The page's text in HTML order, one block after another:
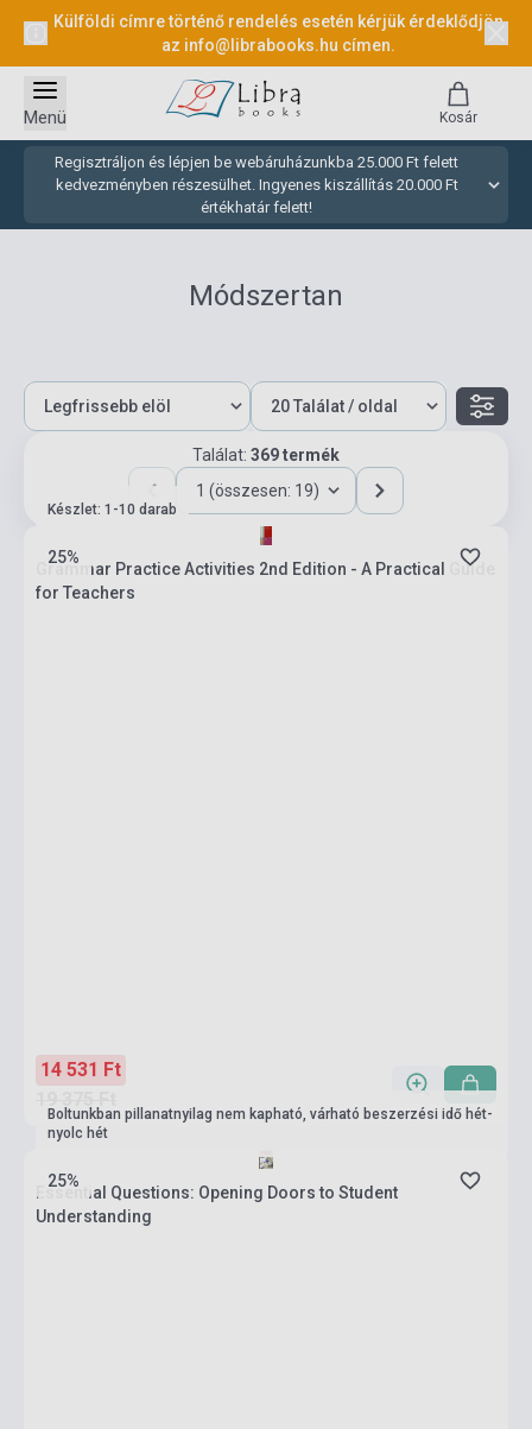
Külföldi címre történő rendelés esetén kérjük érdeklődjön
az info@librabooks.hu címen.
Regisztráljon és lépjen be webáruházunkba 25.000 Ft felett
kedvezményben részesülhet. Ingyenes kiszállítás 20.000 Ft
értékhatár felett!
Menü Kosár
Módszertan
Találat: 369 termék
1 (összesen: 19)
25%
Készlet: 1-10 darab
Grammar Practice Activities 2nd Edition - A Practical Guide
for Teachers
14 531 Ft
25%
Boltunkban pillanatnyilag nem kapható, várható beszerzési idő hét-
nyolc hét
Essential Questions: Opening Doors to Student
Understanding